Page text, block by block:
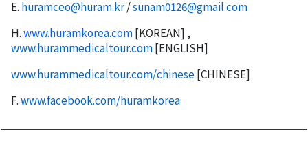
E. huramceo@huram.kr/sunam0126@gmail.com
H.www.huramkorea.com[KOREAN] ,
www.hurammedicaltour.com[ENGLISH]
www.hurammedicaltour.com/chinese[CHINESE]
F.www.facebook.com/huramkorea
오레곤K 뉴스레터 구독
매주 오레곤K 뉴스레터를 통해 다양한 로컬소식과
오레곤 한인 사회 정보를 받아보실수 있습니다.